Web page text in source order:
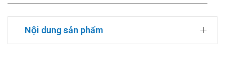
Nội dung sản phẩm